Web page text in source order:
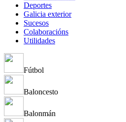
Deportes
Galicia exterior
Sucesos
Colaboracións
Utilidades
Fútbol
Baloncesto
Balonmán